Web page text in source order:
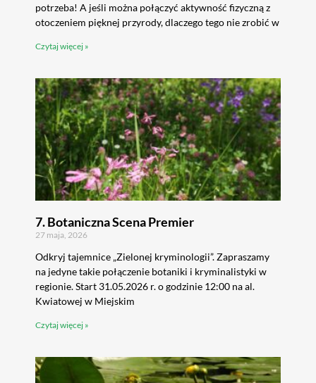
potrzeba! A jeśli można połączyć aktywność fizyczną z
otoczeniem pięknej przyrody, dlaczego tego nie zrobić w
Czytaj więcej »
7. Botaniczna Scena Premier
27 maja, 2026
Odkryj tajemnice „Zielonej kryminologii”. Zapraszamy
na jedyne takie połączenie botaniki i kryminalistyki w
regionie. Start 31.05.2026 r. o godzinie 12:00 na al.
Kwiatowej w Miejskim
Czytaj więcej »